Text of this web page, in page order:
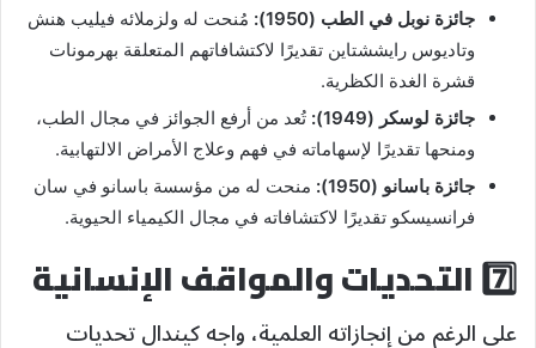
جائزة نوبل في الطب (1950):
مُنحت له ولزملائه فيليب هنش
وتاديوس رايششتاين تقديرًا لاكتشافاتهم المتعلقة بهرمونات
قشرة الغدة الكظرية.
جائزة لوسكر (1949):
تُعد من أرفع الجوائز في مجال الطب،
ومنحها تقديرًا لإسهاماته في فهم وعلاج الأمراض الالتهابية.
جائزة باسانو (1950):
منحت له من مؤسسة باسانو في سان
فرانسيسكو تقديرًا لاكتشافاته في مجال الكيمياء الحيوية.
7️⃣ التحديات والمواقف الإنسانية
على الرغم من إنجازاته العلمية، واجه كيندال تحديات